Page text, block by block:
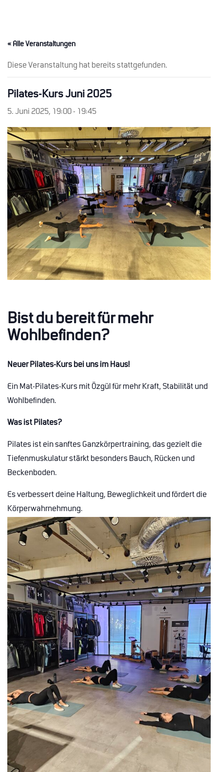
« Alle Veranstaltungen
Diese Veranstaltung hat bereits stattgefunden.
Pilates-Kurs Juni 2025
5. Juni 2025, 19:00- 19:45
Bist du bereit für mehr
Wohlbefinden?
Neuer Pilates-Kurs bei uns im Haus!
Ein Mat-Pilates-Kurs mit Özgül für mehr Kraft, Stabilität und
Wohlbefinden.
Was ist Pilates?
Pilates ist ein sanftes Ganzkörpertraining, das gezielt die
Tiefenmuskulatur stärkt besonders Bauch, Rücken und
Beckenboden.
Es verbessert deine Haltung, Beweglichkeit und fördert die
Körperwahrnehmung.